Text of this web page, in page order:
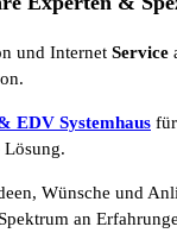
und Internet Service
EDV Systemhaus
Lösung.
Wünsche und
an